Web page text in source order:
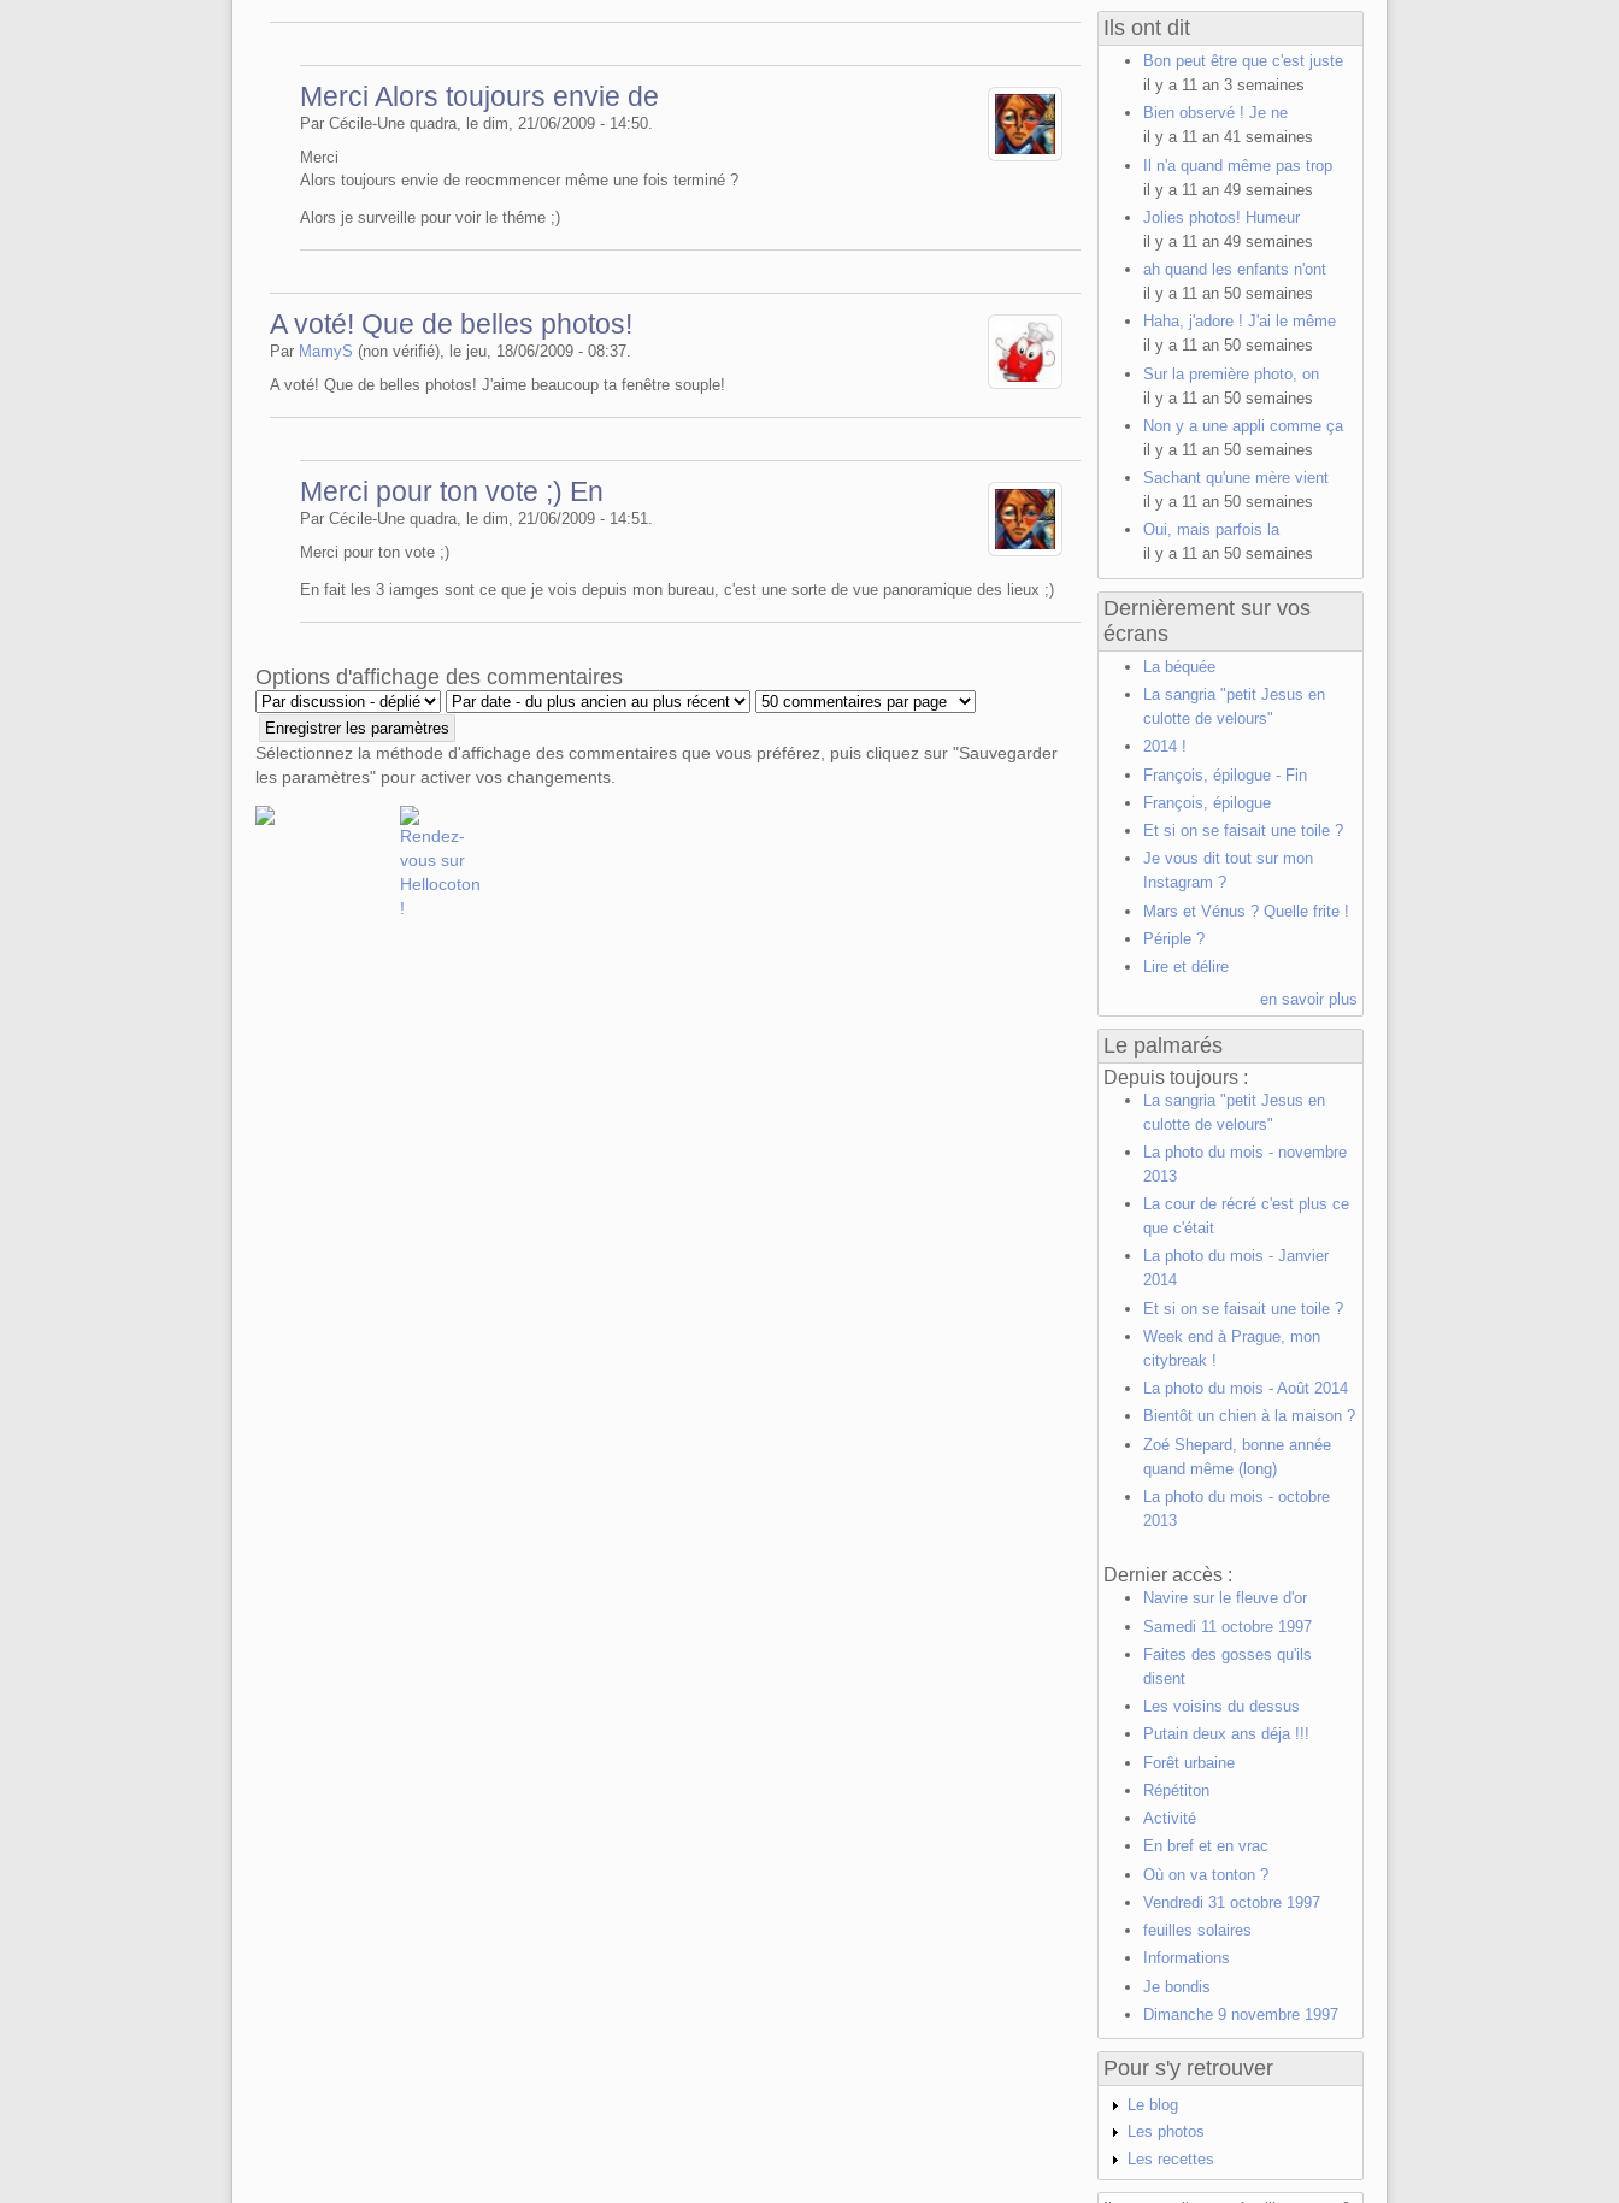
Merci Alors toujours envie de
Par Cécile-Une quadra, le dim, 21/06/2009 - 14:50.
Merci
Alors toujours envie de reocmmencer même une fois terminé ?
Alors je surveille pour voir le théme ;)
A voté! Que de belles photos!
Par MamyS (non vérifié), le jeu, 18/06/2009 - 08:37.
A voté! Que de belles photos! J'aime beaucoup ta fenêtre souple!
Merci pour ton vote ;) En
Par Cécile-Une quadra, le dim, 21/06/2009 - 14:51.
Merci pour ton vote ;)
En fait les 3 iamges sont ce que je vois depuis mon bureau, c'est une sorte de vue panoramique des lieux ;)
Options d'affichage des commentaires
Sélectionnez la méthode d'affichage des commentaires que vous préférez, puis cliquez sur "Sauvegarder
les paramètres" pour activer vos changements.
Ils ont dit
Bon peut être que c'est juste
il y a 11 an 3 semaines
Bien observé ! Je ne
il y a 11 an 41 semaines
Il n'a quand même pas trop
il y a 11 an 49 semaines
Jolies photos! Humeur
il y a 11 an 49 semaines
ah quand les enfants n'ont
il y a 11 an 50 semaines
Haha, j'adore ! J'ai le même
il y a 11 an 50 semaines
Sur la première photo, on
il y a 11 an 50 semaines
Non y a une appli comme ça
il y a 11 an 50 semaines
Sachant qu'une mère vient
il y a 11 an 50 semaines
Oui, mais parfois la
il y a 11 an 50 semaines
Dernièrement sur vos
écrans
La béquée
La sangria "petit Jesus en
culotte de velours"
2014 !
François, épilogue - Fin
François, épilogue
Et si on se faisait une toile ?
Je vous dit tout sur mon
Instagram ?
Mars et Vénus ? Quelle frite !
Périple ?
Lire et délire
en savoir plus
Le palmarés
Depuis toujours :
La sangria "petit Jesus en
culotte de velours"
La photo du mois - novembre
2013
La cour de récré c'est plus ce
que c'était
La photo du mois - Janvier
2014
Et si on se faisait une toile ?
Week end à Prague, mon
citybreak !
La photo du mois - Août 2014
Bientôt un chien à la maison ?
Zoé Shepard, bonne année
quand même (long)
La photo du mois - octobre
2013
Dernier accès :
Navire sur le fleuve d'or
Samedi 11 octobre 1997
Faites des gosses qu'ils
disent
Les voisins du dessus
Putain deux ans déja !!!
Forêt urbaine
Répétiton
Activité
En bref et en vrac
Où on va tonton ?
Vendredi 31 octobre 1997
feuilles solaires
Informations
Je bondis
Dimanche 9 novembre 1997
Pour s'y retrouver
Le blog
Les photos
Les recettes